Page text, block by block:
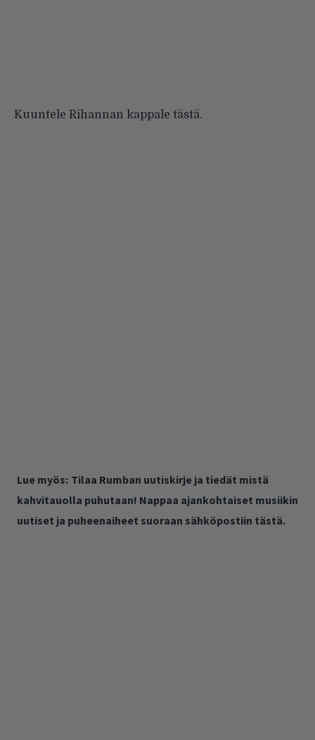
Kuuntele Rihannan kappale tästä.
Lue myös: Tilaa Rumban uutiskirje ja tiedät mistä
kahvitauolla puhutaan! Nappaa ajankohtaiset musiikin
uutiset ja puheenaiheet suoraan sähköpostiin tästä.